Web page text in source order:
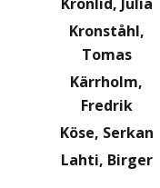
Kronståhl,
Tomas
Kärrholm,
Fredrik
Köse, Serkan
Lahti, Birger